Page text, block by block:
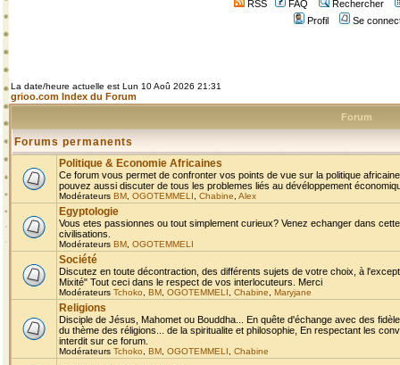
RSS FAQ
Rechercher
Profil
Se
La date/heure actuelle est Lun 10 Aoû 2026 21:31
grioo.com Index du Forum
Forum
Forums permanents
Politique & Economie Africaines
Ce forum vous permet de confronter vos points de vue sur la politique
pouvez aussi discuter de tous les problemes liés au dévéloppement
Modérateurs BM OGOTEMMELI Chabine Alex
Egyptologie
Vous etes passionnes ou tout simplement curieux? Venez echanger dans
civilisations.
Modérateurs BM OGOTEMMELI
Société
Discutez en toute décontraction, des différents sujets de votre choix, à
Mixité" Tout ceci dans le respect de vos interlocuteurs. Merci
Modérateurs Tchoko BM OGOTEMMELI Chabine Maryjane
Religions
Disciple de Jésus, Mahomet ou Bouddha... En quête d'échange avec des
du thème des réligions... de la spiritualite et philosophie, En respectant les
interdit sur ce forum.
Modérateurs Tchoko BM OGOTEMMELI Chabine